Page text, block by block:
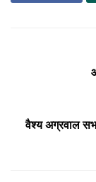
वैश्य अग्रवाल